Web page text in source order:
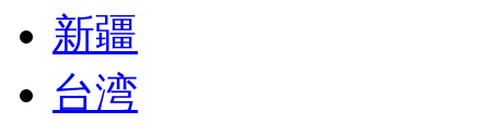
新疆
台湾